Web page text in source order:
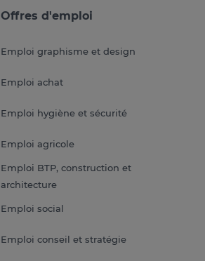
Offres d'emploi
Emploi graphisme et design
Emploi achat
Emploi hygiène et sécurité
Emploi agricole
Emploi BTP, construction et
architecture
Emploi social
Emploi conseil et stratégie